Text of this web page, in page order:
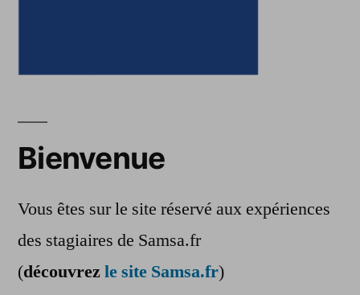
Bienvenue
Vous êtes sur le site réservé aux expériences
des stagiaires de Samsa.fr
(découvrezle site Samsa.fr)